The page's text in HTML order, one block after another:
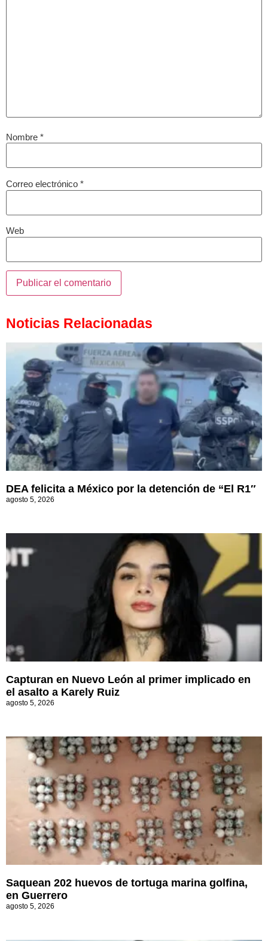
Nombre *
Correo electrónico *
Web
Noticias Relacionadas
DEA felicita a México por la detención de “El R1″
agosto 5, 2026
Capturan en Nuevo León al primer implicado en
el asalto a Karely Ruiz
agosto 5, 2026
Saquean 202 huevos de tortuga marina golfina,
en Guerrero
agosto 5, 2026